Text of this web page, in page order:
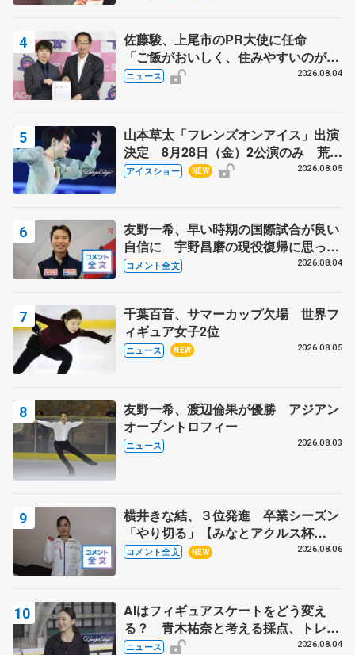
佐藤駿、上尾市のPR大使に任命
「ご飯がおいしく、住みやすいのが魅
力」
ニュース 2026.08.04
山本草太「フレンズオンアイス」出演
決定 8月28日（金）2公演のみ 荒川
静香さんプロデュース、20周年のアイ
アイスショー NEW 2026.08.05
友野一希、早い時期の国際試合が良い
自信に 宇野昌磨の現役復帰に思って
いること 【アジアンオープントロフ
コメント全文 2026.08.04
千葉百音、サマーカップ欠場 世界フ
ィギュア女子2位
ニュース NEW 2026.08.05
友野一希、渡辺倫果が優勝 アジアン
オープントロフィー
ニュース 2026.08.03
横井きな結、３位発進 卒業シーズン
「やり切る」【みなとアクルス杯
SP】
コメント全文 NEW 2026.08.06
AIはフィギュアスケートをどう変え
る？ 青木祐奈と考える採点、トレー
ニングの未来
ニュース 2026.08.04